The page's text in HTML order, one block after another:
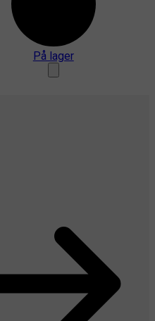
På lager